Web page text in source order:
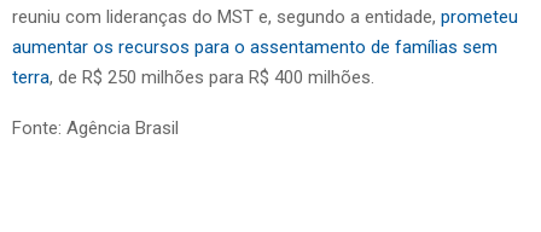
reuniu com lideranças do MST e, segundo a entidade, prometeu
aumentar os recursos para o assentamento de famílias sem
terra, de R$ 250 milhões para R$ 400 milhões.
Fonte: Agência Brasil